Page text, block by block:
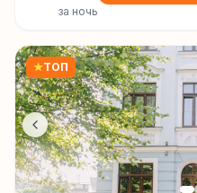
за ночь
★ТОП